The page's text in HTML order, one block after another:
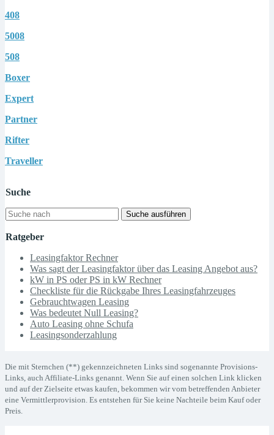
408
5008
508
Boxer
Expert
Partner
Rifter
Traveller
Suche
Suche ausführen
Ratgeber
Leasingfaktor Rechner
Was sagt der Leasingfaktor über das Leasing Angebot aus?
kW in PS oder PS in kW Rechner
Checkliste für die Rückgabe Ihres Leasingfahrzeuges
Gebrauchtwagen Leasing
Was bedeutet Null Leasing?
Auto Leasing ohne Schufa
Leasingsonderzahlung
Die mit Sternchen (**) gekennzeichneten Links sind sogenannte Provisions-
Links, auch Affiliate-Links genannt. Wenn Sie auf einen solchen Link klicken
und auf der Zielseite etwas kaufen, bekommen wir vom betreffenden Anbieter
eine Vermittlerprovision. Es entstehen für Sie keine Nachteile beim Kauf oder
Preis.